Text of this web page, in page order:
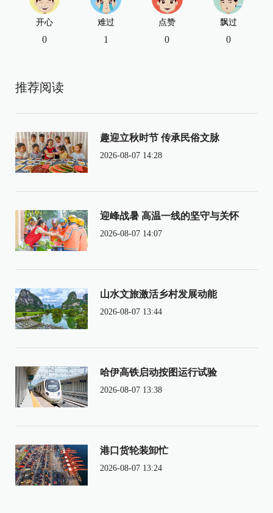
开心
0
难过
1
点赞
0
飘过
0
推荐阅读
趣迎立秋时节 传承民俗文脉
2026-08-07 14:28
迎峰战暑 高温一线的坚守与关怀
2026-08-07 14:07
山水文旅激活乡村发展动能
2026-08-07 13:44
哈伊高铁启动按图运行试验
2026-08-07 13:38
港口货轮装卸忙
2026-08-07 13:24